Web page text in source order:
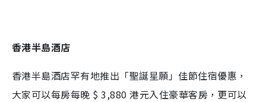
香港半島酒店
香港半島酒店罕有地推出「聖誕星願」佳節住宿優惠，
大家可以每房每晚 $ 3,880 港元入住豪華客房，更可以